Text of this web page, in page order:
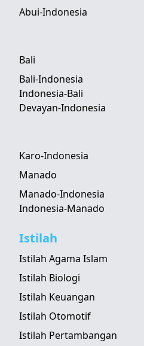
Abui-Indonesia
Bali
Bali-Indonesia
Indonesia-Bali
Devayan-Indonesia
Karo-Indonesia
Manado
Manado-Indonesia
Indonesia-Manado
Istilah
Istilah Agama Islam
Istilah Biologi
Istilah Keuangan
Istilah Otomotif
Istilah Pertambangan